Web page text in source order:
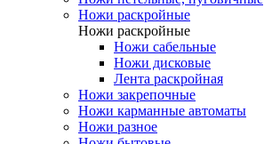
Ножи раскройные
Ножи раскройные
Ножи сабельные
Ножи дисковые
Лента раскройная
Ножи закрепочные
Ножи карманные автоматы
Ножи разное